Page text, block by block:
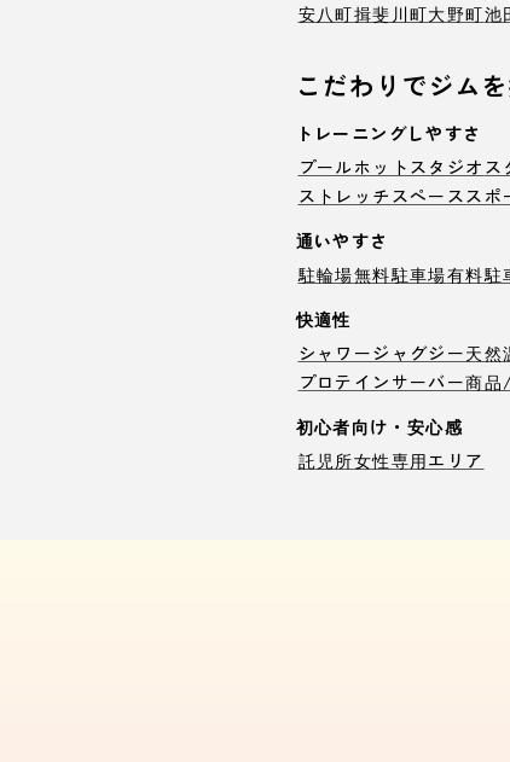
安八町揖斐川町大野町池
こだわりでジム
トレーニングしやすさ
プールホットスタジオ ス
ストレッチスペーススポ
通いやすさ
駐輪場無料駐車場有料駐
快適性
シャワージャグジー天然
プロテインサーバー商品
初心者向け・安心感
託児所女性専用エリア